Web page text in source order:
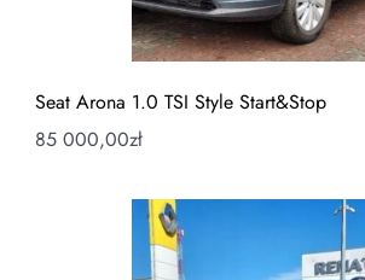
Seat Arona 1.0 TSI Style Start&Stop
85 000,00zł